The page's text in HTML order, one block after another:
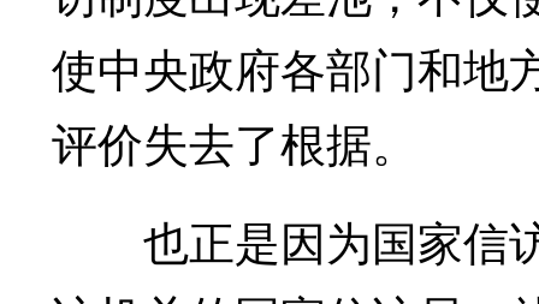
使中央政府各部门和地
评价失去了根据。
也正是因为国家信